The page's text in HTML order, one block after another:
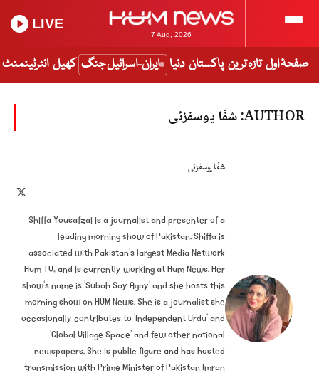
7 Aug, 2026
LIVE
صفحۂ اول تازہ ترین پاکستان دنیا ایران-اسرائیل جنگ کھیل انٹرٹینمنٹ
AUTHOR: شفّا یوسفزئی
شفّا یوسفزئی
Shiffa Yousafzai is a journalist and presenter of a
leading morning show of Pakistan. Shiffa is
associated with Pakistan's largest Media Network
Hum TV, and is currently working at Hum News. Her
show's name is ‘Subah Say Agay’ and she hosts this
morning show on HUM News. She is a journalist she
occasionally contributes to 'Independent Urdu’ and
‘Global Village Space’ and few other national
newspapers. She is public figure and has hosted
transmission with Prime Minister of Pakistan Imran